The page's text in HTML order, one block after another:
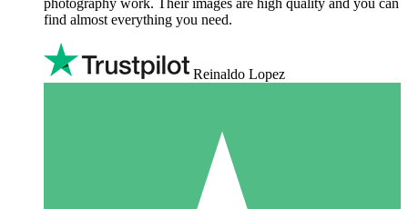
find almost everything you need.
Reinaldo Lopez